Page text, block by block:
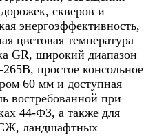
скверов и
энергоэффективность,
цветовая температура
GR, широкий диапазон
простое консольное
60 мм и доступная
востребованной при
44-ФЗ, а также для
ландшафтных